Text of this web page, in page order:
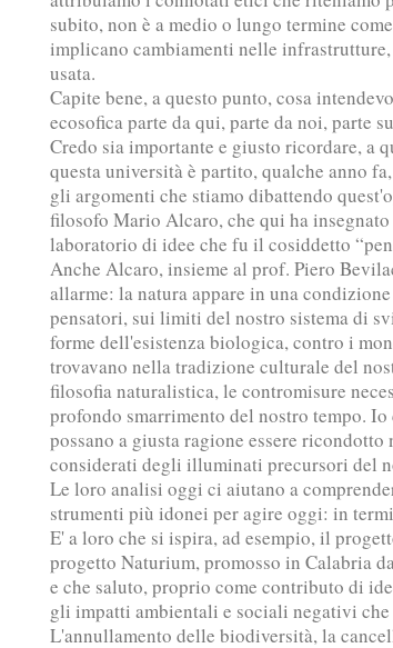
subito, non è a medio o lungo termine
implicano cambiamenti nelle
usata.
Capite bene, a questo punto, cosa
ecosofica parte da qui, parte da noi, parte
Credo sia importante e giusto ricordare, a
questa università è partito, qualche anno
gli argomenti che stiamo dibattendo
filosofo Mario Alcaro, che qui ha
laboratorio di idee che fu il cosiddetto
Anche Alcaro, insieme al prof. Piero
allarme: la natura appare in una
pensatori, sui limiti del nostro sistema di
forme dell'esistenza biologica, contro i
trovavano nella tradizione culturale del
filosofia naturalistica, le contromisure
profondo smarrimento del nostro tempo.
possano a giusta ragione essere
considerati degli illuminati precursori del
Le loro analisi oggi ci aiutano a
strumenti più idonei per agire oggi: in
E' a loro che si ispira, ad esempio, il
progetto Naturium, promosso in Calabria
e che saluto, proprio come contributo di
gli impatti ambientali e sociali negativi
L'annullamento delle biodiversità, la